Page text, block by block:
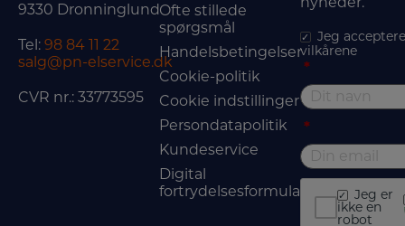
9330 Dronninglund
Tel: 98 84 11 22
salg@pn-elservice.dk
CVR nr.: 33773595
Ofte stillede
spørgsmål
Handelsbetingelser
Cookie-politik
Cookie indstillinger
Persondatapolitik
Kundeservice
Digital
fortrydelsesformular
Jeg
vilkårene
*
*
Jeg er
ikke en
robot